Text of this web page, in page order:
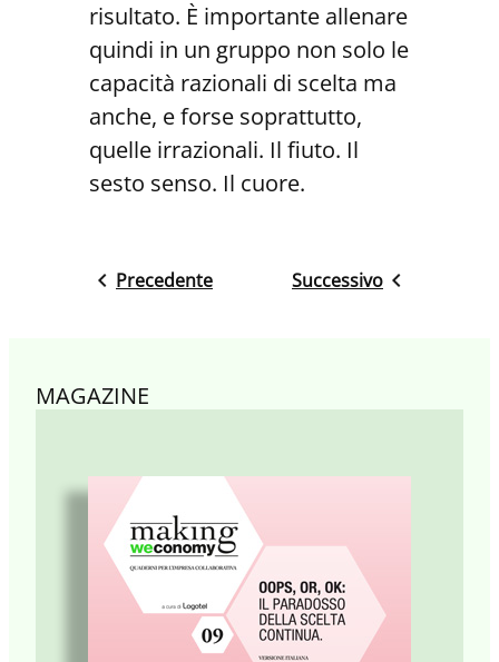
risultato. È importante allenare
quindi in un gruppo non solo le
capacità razionali di scelta ma
anche, e forse soprattutto,
quelle irrazionali. Il fiuto. Il
sesto senso. Il cuore.
Precedente Successivo
MAGAZINE